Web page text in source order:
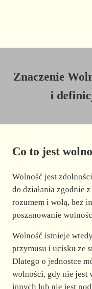
Znaczenie
i
Co to jest
Wolność jest
do działania zgodnie
rozumem i wolą, bez
poszanowanie
Wolność istnieje
przymusu i ucisku ze
Dlatego o jednostce
wolności, gdy nie jest
innych lub nie jest